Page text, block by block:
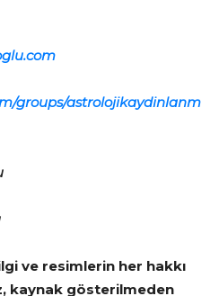
groups/astrolojikaydinlanm
ve resimlerin her hakkı
kaynak gösterilmeden